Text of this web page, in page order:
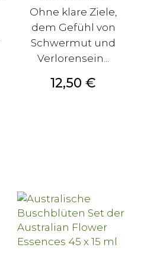
Ohne klare Ziele,
dem Gefühl von
Schwermut und
Verlorensein...
Preis
12,50 €